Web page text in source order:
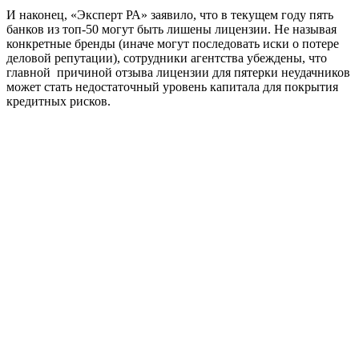
И наконец, «Эксперт РА» заявило, что в текущем году пять
банков из топ-50 могут быть лишены лицензии. Не называя
конкретные бренды (иначе могут последовать иски о потере
деловой репутации), сотрудники агентства убеждены, что
главной причиной отзыва лицензии для пятерки неудачников
может стать недостаточный уровень капитала для покрытия
кредитных рисков.